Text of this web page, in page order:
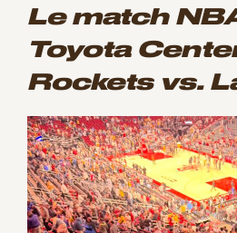
Le match
Toyota
Rockets vs.